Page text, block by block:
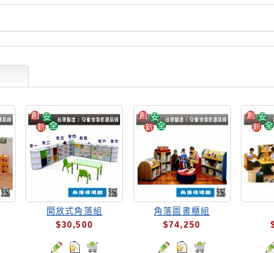
開放式角落組
$30,500
角落圖書櫃組
$74,250